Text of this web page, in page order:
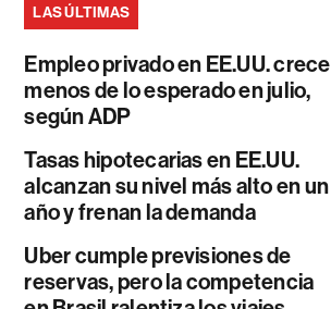
LAS ÚLTIMAS
Empleo privado en EE.UU. crece
menos de lo esperado en julio,
según ADP
Tasas hipotecarias en EE.UU.
alcanzan su nivel más alto en un
año y frenan la demanda
Uber cumple previsiones de
reservas, pero la competencia